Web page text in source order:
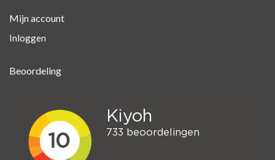
Mijn account
Inloggen
Beoordeling